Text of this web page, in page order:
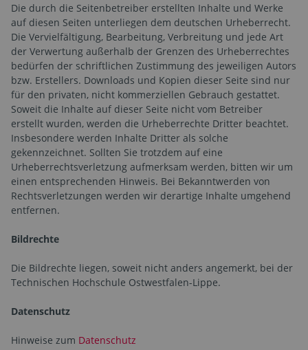
Die durch die Seitenbetreiber erstellten Inhalte und Werke
auf diesen Seiten unterliegen dem deutschen Urheberrecht.
Die Vervielfältigung, Bearbeitung, Verbreitung und jede Art
der Verwertung außerhalb der Grenzen des Urheberrechtes
bedürfen der schriftlichen Zustimmung des jeweiligen Autors
bzw. Erstellers. Downloads und Kopien dieser Seite sind nur
für den privaten, nicht kommerziellen Gebrauch gestattet.
Soweit die Inhalte auf dieser Seite nicht vom Betreiber
erstellt wurden, werden die Urheberrechte Dritter beachtet.
Insbesondere werden Inhalte Dritter als solche
gekennzeichnet. Sollten Sie trotzdem auf eine
Urheberrechtsverletzung aufmerksam werden, bitten wir um
einen entsprechenden Hinweis. Bei Bekanntwerden von
Rechtsverletzungen werden wir derartige Inhalte umgehend
entfernen.
Bildrechte
Die Bildrechte liegen, soweit nicht anders angemerkt, bei der
Technischen Hochschule Ostwestfalen-Lippe.
Datenschutz
Hinweise zum Datenschutz